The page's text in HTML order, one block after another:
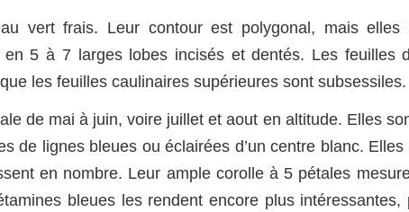
vert frais. Leur contour est polygonal, mais elles
en 5 à 7 larges lobes incisés et dentés. Les feuilles
les feuilles caulinaires supérieures sont subsessiles.
de mai à juin, voire juillet et aout en altitude. Elles
de lignes bleues ou éclairées d’un centre blanc. Elles
en nombre. Leur ample corolle à 5 pétales
bleues les rendent encore plus intéressantes,